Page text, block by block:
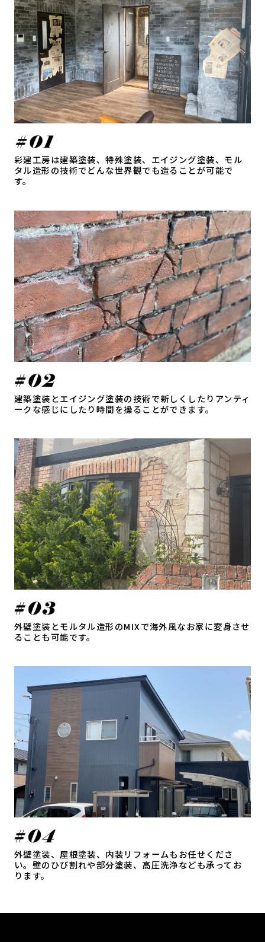
彩建工房は建築塗装、特殊塗装、エイジング塗装、モル
タル造形の技術でどんな世界観でも造ることが可能で
す。
建築塗装とエイジング塗装の技術で新しくしたりアンティ
ークな感じにしたり時間を操ることができます。
外壁塗装とモルタル造形のMIXで海外風なお家に変身させ
ることも可能です。
外壁塗装、屋根塗装、内装リフォームもお任せくださ
い。壁のひび割れや部分塗装、高圧洗浄なども承ってお
ります。